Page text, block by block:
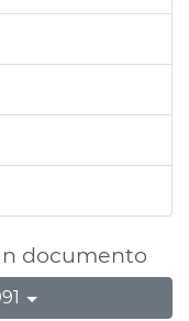
documento